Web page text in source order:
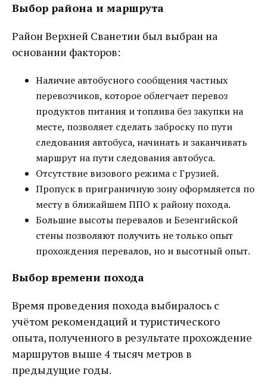
Выбор района и маршрута
Район Верхней Сванетии был выбран на
основании факторов:
Наличие автобусного сообщения частных
перевозчиков, которое облегчает перевоз
продуктов питания и топлива без закупки на
месте, позволяет сделать заброску по пути
следования автобуса, начинать и заканчивать
маршрут на пути следования автобуса.
Отсутствие визового режима с Грузией.
Пропуск в приграничную зону оформляется по
месту в ближайшем ППО к району похода.
Большие высоты перевалов и Безенгийской
стены позволяют получить не только опыт
прохождения перевалов, но и высотный опыт.
Выбор времени похода
Время проведения похода выбиралось с
учётом рекомендаций и туристического
опыта, полученного в результате прохождение
маршрутов выше 4 тысяч метров в
предыдущие годы.